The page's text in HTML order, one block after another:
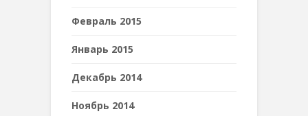
Февраль 2015
Январь 2015
Декабрь 2014
Ноябрь 2014